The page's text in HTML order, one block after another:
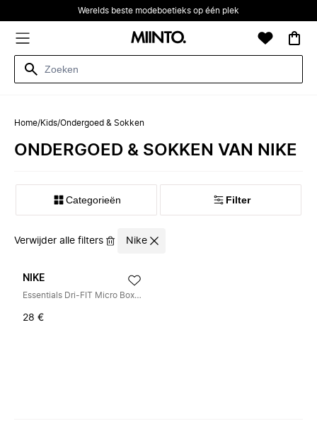
Werelds beste modeboetieks op één plek
Home/Kids/Ondergoed & Sokken
ONDERGOED & SOKKEN VAN NIKE
Categorieën Filter
Verwijder alle filters Nike
NIKE
Essentials Dri-FIT Micro Boxer Briefs (3-Pack)
28 €